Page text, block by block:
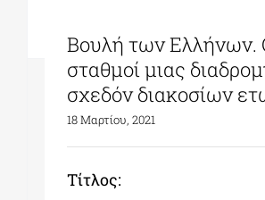
Βουλή των Ελλήνων.
σταθμοί μιας
σχεδόν διακοσίων
18 Μαρτίου, 2021
Tίτλος: